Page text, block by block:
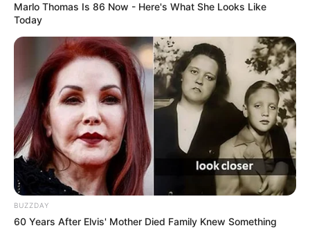
Marlo Thomas Is 86 Now - Here's What She Looks Like
Today
BUZZDAY
60 Years After Elvis' Mother Died Family Knew Something